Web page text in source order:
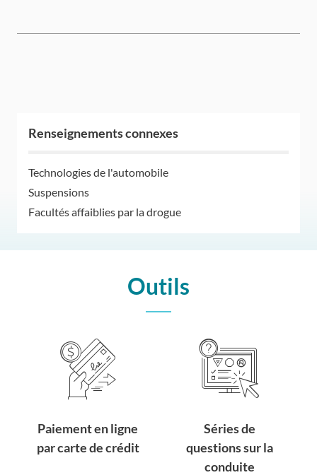
Renseignements connexes
Technologies de l'automobile
Suspensions
Facultés affaiblies par la drogue
Outils
Paiement en ligne
par carte de crédit
Séries de
questions sur la
conduite